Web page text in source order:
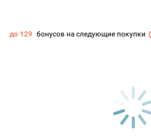
до 129 бонусов на следующие покупки